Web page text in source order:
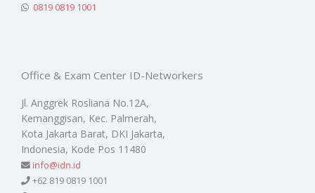
0819 0819 1001
Office & Exam Center ID-Networkers
Jl. Anggrek Rosliana No.12A,
Kemanggisan, Kec. Palmerah,
Kota Jakarta Barat, DKI Jakarta,
Indonesia, Kode Pos 11480
info@idn.id
+62 819 0819 1001